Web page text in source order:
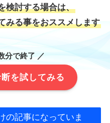
検討する場合は、
みる事をおススメします
分で終了 ／
を試してみる
の記事になっていま